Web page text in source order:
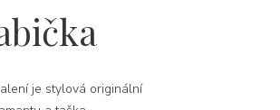
je stylová originální